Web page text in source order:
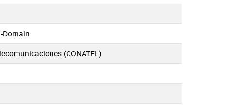
Domain
(CONATEL)